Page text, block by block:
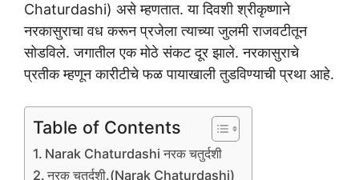
Chaturdashi) असे म्हणतात. या दिवशी श्रीकृष्णाने
नरकासुराचा वध करून प्रजेला त्याच्या जुलमी राजवटीतून
सोडविले. जगातील एक मोठे संकट दूर झाले. नरकासुराचे
प्रतीक म्हणून कारीटीचे फळ पायाखाली तुडविण्याची प्रथा आहे.
Table of Contents
Narak Chaturdashi नरक चतुर्दशी
नरक चतुर्दशी.(Narak Chaturdashi)